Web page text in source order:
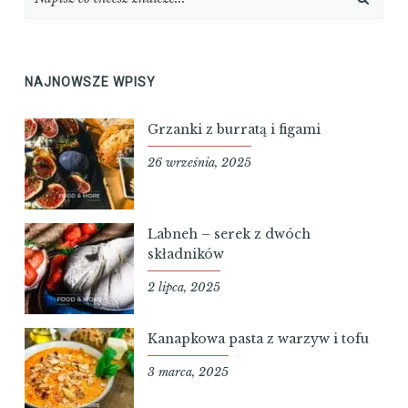
NAJNOWSZE WPISY
Grzanki z burratą i figami
26 września, 2025
Labneh – serek z dwóch
składników
2 lipca, 2025
Kanapkowa pasta z warzyw i tofu
3 marca, 2025